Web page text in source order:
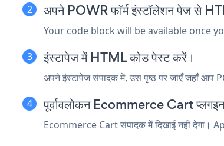
अपने POWR फॉर्म इंस्टॉलेशन पेज से
Your code block will be available once
इंस्टापेज में HTML कोड पेस्ट करें।
अपने इंस्टापेज संपादक में, उस पृष्ठ पर जाएँ जहाँ
पूर्वावलोकन Ecommerce Cart प्लगइन
Ecommerce Cart संपादक में दिखाई नहीं देगा।